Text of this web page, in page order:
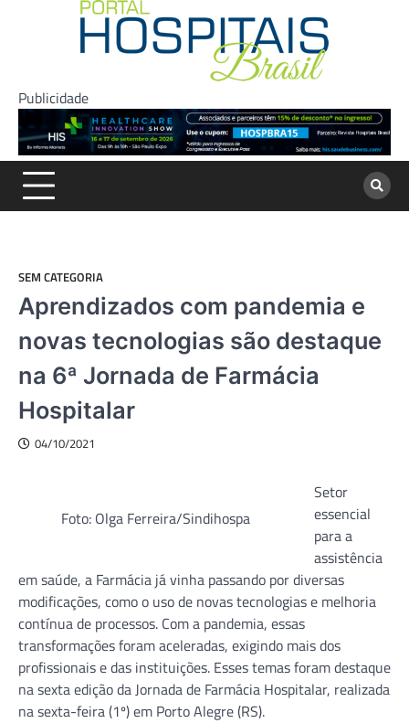
Publicidade
SEM CATEGORIA
Aprendizados com pandemia e
novas tecnologias são destaque
na 6ª Jornada de Farmácia
Hospitalar
04/10/2021
Foto: Olga Ferreira/Sindihospa
Setor
essencial
para a
assistência
em saúde, a Farmácia já vinha passando por diversas
modificações, como o uso de novas tecnologias e melhoria
contínua de processos. Com a pandemia, essas
transformações foram aceleradas, exigindo mais dos
profissionais e das instituições. Esses temas foram destaque
na sexta edição da Jornada de Farmácia Hospitalar, realizada
na sexta-feira (1º) em Porto Alegre (RS).